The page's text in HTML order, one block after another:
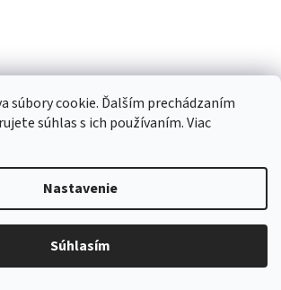
súbory cookie. Ďalším prechádzaním
súhlas s ich používaním. Viac
Nastavenie
Súhlasím
Pink 40%, 0,7l (čistá fľaša)
Momentálne nedostupné
€18,37 bez DPH
€22,60